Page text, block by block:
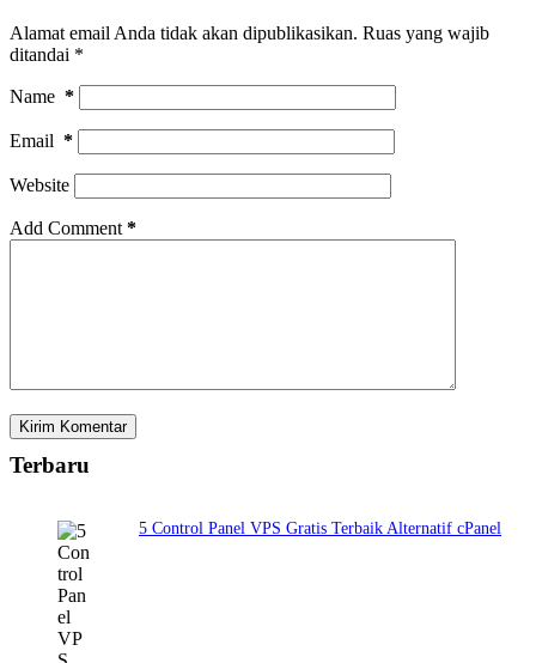
Alamat email Anda tidak akan dipublikasikan. Ruas yang wajib
ditandai *
Name *
Email *
Website
Add Comment *
Kirim Komentar
Terbaru
5 Control Panel VPS Gratis Terbaik Alternatif cPanel